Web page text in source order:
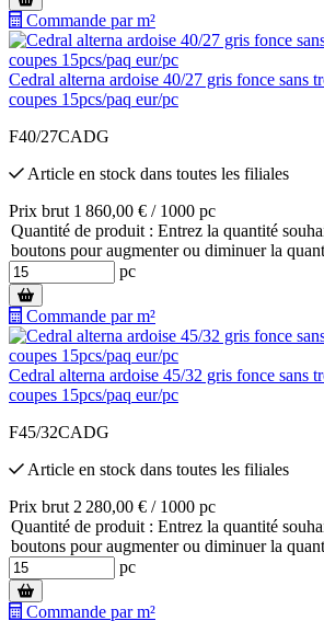
Commande par m²
Cedral alterna ardoise 40/27 gris fonce sans
coupes 15pcs/paq eur/pc
F40/27CADG
Article en stock dans toutes les filiales
Prix brut 1 860,00 € / 1000 pc
Quantité de produit : Entrez la quantité
boutons pour augmenter ou diminuer la
pc
Commande par m²
Cedral alterna ardoise 45/32 gris fonce sans
coupes 15pcs/paq eur/pc
F45/32CADG
Article en stock dans toutes les filiales
Prix brut 2 280,00 € / 1000 pc
Quantité de produit : Entrez la quantité
boutons pour augmenter ou diminuer la
pc
Commande par m²